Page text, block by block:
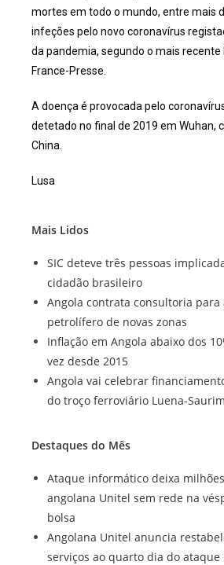
mortes em todo o mundo, entre mais
infeções pelo novo coronavírus
da pandemia, segundo o mais recente
France-Presse.
A doença é provocada pelo
detetado no final de 2019 em Wuhan,
China.
Lusa
Mais Lidos
SIC deteve três pessoas
cidadão brasileiro
Angola contrata consultoria
petrolífero de novas zonas
Inflação em Angola abaixo dos
vez desde 2015
Angola vai celebrar
do troço ferroviário Luena-
Destaques do Mês
Ataque informático deixa
angolana Unitel sem rede na
bolsa
Angolana Unitel anuncia
serviços ao quarto dia do